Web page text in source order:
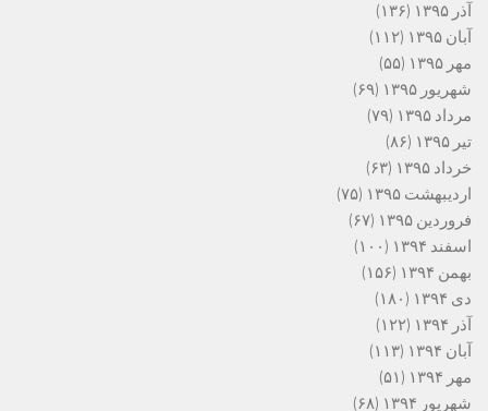
آذر ۱۳۹۵
(۱۳۶)
آبان ۱۳۹۵
(۱۱۲)
مهر ۱۳۹۵
(۵۵)
شهریور ۱۳۹۵
(۶۹)
مرداد ۱۳۹۵
(۷۹)
تیر ۱۳۹۵
(۸۶)
خرداد ۱۳۹۵
(۶۳)
اردیبهشت ۱۳۹۵
(۷۵)
فروردین ۱۳۹۵
(۶۷)
اسفند ۱۳۹۴
(۱۰۰)
بهمن ۱۳۹۴
(۱۵۶)
دی ۱۳۹۴
(۱۸۰)
آذر ۱۳۹۴
(۱۲۲)
آبان ۱۳۹۴
(۱۱۳)
مهر ۱۳۹۴
(۵۱)
شهریور ۱۳۹۴
(۶۸)